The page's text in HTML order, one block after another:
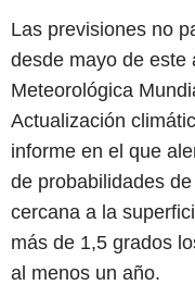
Las previsiones no
desde mayo de este
Meteorológica
Actualización
informe en el que
de probabilidades
cercana a la
más de 1,5 grados
al menos un año.